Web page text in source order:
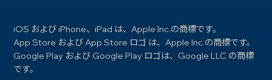
iOS および iPhone、iPad は、Apple Inc.の商標です。
App Store および App Store ロゴ は、Apple Inc.の商標です。
Google Play および Google Play ロゴは、Google LLC の商標
です。